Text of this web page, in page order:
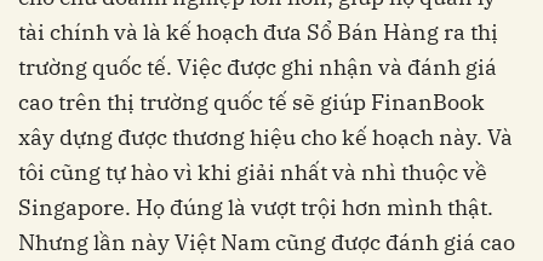
tài chính và là kế hoạch đưa Sổ Bán Hàng ra thị
trường quốc tế. Việc được ghi nhận và đánh giá
cao trên thị trường quốc tế sẽ giúp FinanBook
xây dựng được thương hiệu cho kế hoạch này. Và
tôi cũng tự hào vì khi giải nhất và nhì thuộc về
Singapore. Họ đúng là vượt trội hơn mình thật.
Nhưng lần này Việt Nam cũng được đánh giá cao